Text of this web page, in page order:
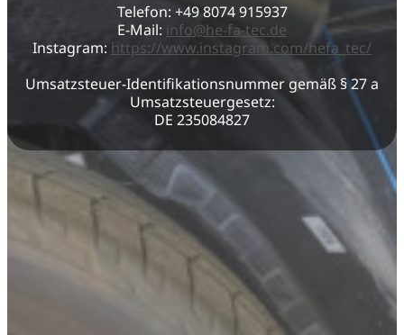
Telefon: +49 8074 915937
E-Mail: info@he-fa-tec.de
Instagram:­ https://www.insta­gram.com/­hefa_tec/
Umsatzsteuer-Identifikationsnummer gemäß § 27 a
Umsatzsteuergesetz:
DE 235084827